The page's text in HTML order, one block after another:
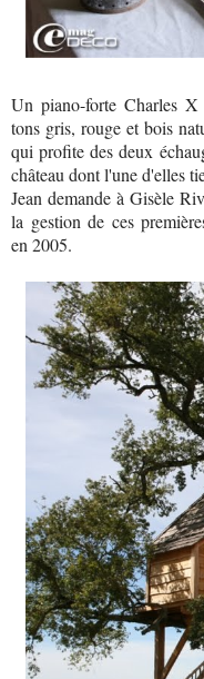
Un piano-forte Charles
tons gris, rouge et bois
qui profite des deux
château dont l'une d'elles
Jean demande à Gisèle
la gestion de ces
en 2005.